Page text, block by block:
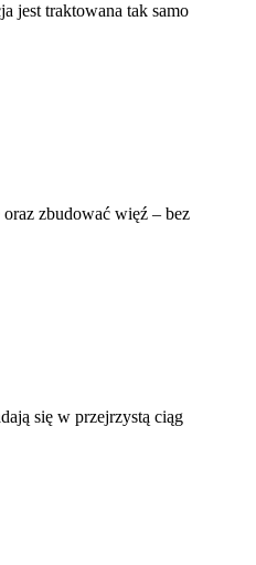
jest traktowana tak samo
zbudować więź – bez
się w przejrzystą ciąg